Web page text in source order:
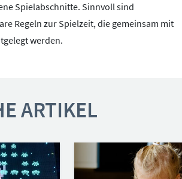
Spielabschnitte. Sinnvoll sind
Regeln zur Spielzeit, die gemeinsam mit
werden.
ARTIKEL